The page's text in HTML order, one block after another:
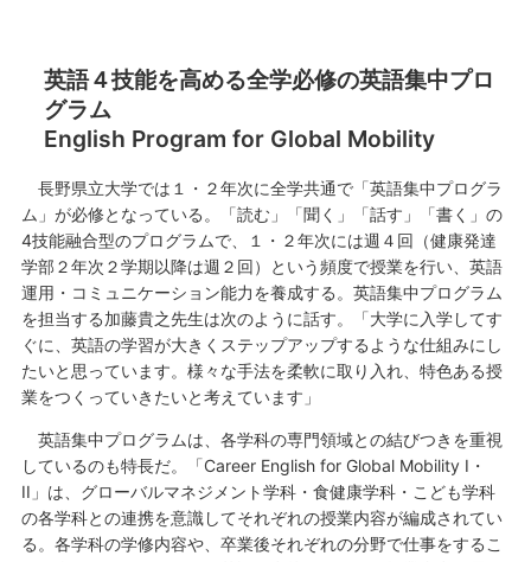
英語４技能を高める全学必修の英語集中プロ
グラム
English Program for Global Mobility
長野県立大学では１・２年次に全学共通で「英語集中プログラ
ム」が必修となっている。「読む」「聞く」「話す」「書く」の
4技能融合型のプログラムで、１・２年次には週４回（健康発達
学部２年次２学期以降は週２回）という頻度で授業を行い、英語
運用・コミュニケーション能力を養成する。英語集中プログラム
を担当する加藤貴之先生は次のように話す。「大学に入学してす
ぐに、英語の学習が大きくステップアップするような仕組みにし
たいと思っています。様々な手法を柔軟に取り入れ、特色ある授
業をつくっていきたいと考えています」
英語集中プログラムは、各学科の専門領域との結びつきを重視
しているのも特長だ。「Career English for Global Mobility I・
II」は、グローバルマネジメント学科・食健康学科・こども学科
の各学科との連携を意識してそれぞれの授業内容が編成されてい
る。各学科の学修内容や、卒業後それぞれの分野で仕事をするこ